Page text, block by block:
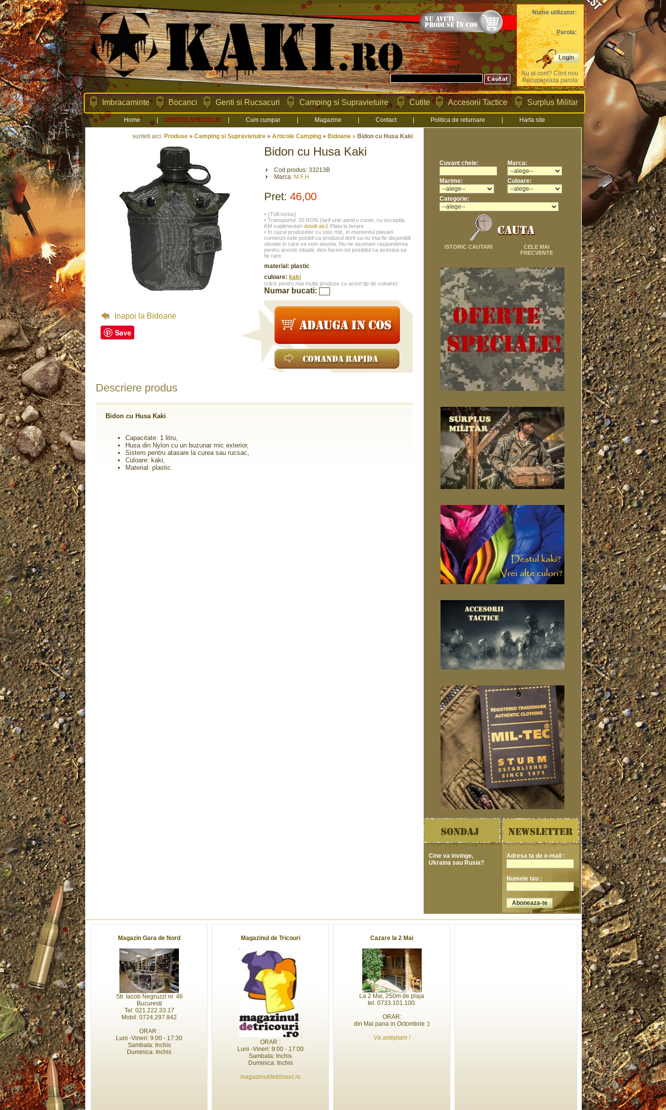
Nume utilizator:
Parola:
Nu ai cont? Cont nou
Recupereaza parola
Imbracaminte Bocanci Genti si Rucsacuri Camping si Supravietuire Cutite Accesorii Tactice Surplus Militar
Home OFERTE SPECIALE! Cum cumpar Magazine Contact Politica de returnare Harta site
sunteti aici: Produse » Camping si Supravietuire » Articole Camping » Bidoane » Bidon cu Husa Kaki
Inapoi la Bidoane
Save
Bidon cu Husa Kaki
Cod produs: 33213B
Marca: M.F.H.
Pret: 46,00
• (TVA inclus)
• Transportul: 20 RON (tarif unic pentru curier, cu exceptia
KM suplimentari detalii aici) Plata la livrare
• In cazul produselor cu stoc mic, in momentul plasarii
comenzii este posibil ca produsul dorit sa nu mai fie disponibil,
situatie in care va vom anunta. Nu ne asumam raspunderea
pentru aceste situatii, desi facem tot posibilul ca acestea sa
fie rare.
material: plastic
culoare: kaki
(click pentru mai multe produse cu acest tip de culoare)
Numar bucati:
Descriere produs
Bidon cu Husa Kaki
Capacitate: 1 litru,
Husa din Nylon cu un buzunar mic exterior,
Sistem pentru atasare la cureasau rucsac,
Culoare: kaki,
Material: plastic.
Cuvant cheie: Marca:
Marime: Culoare:
Categorie:
ISTORIC CAUTARI
CELE MAI
FRECVENTE
Cine va invinge,
Ukraina sau Rusia?
Adresa ta de e-mail :
Numele tau :
Magazin Gara de Nord
Str. Iacob Negruzzi nr. 46
Bucuresti
Tel: 021.222.33.17
Mobil: 0724.297.842
ORAR :
Luni -Vineri: 9:00 - 17:30
Sambata: Inchis
Duminica: Inchis
Magazinul de Tricouri
.
ORAR :
Luni -Vineri: 9:00 - 17:00
Sambata: Inchis
Duminica: Inchis
magazinuldetricouri.ro
Cazare la 2 Mai
La 2 Mai, 250m de plaja
tel. 0733.101.100.
ORAR:
din Mai pana in Octombrie :)
Va asteptam !